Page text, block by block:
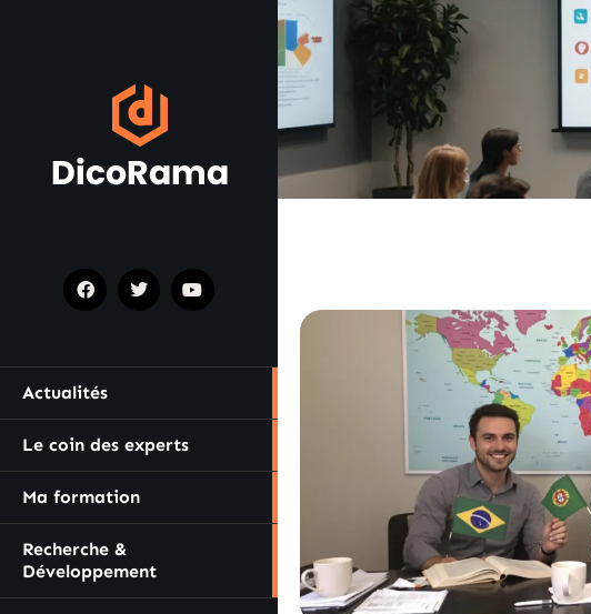
Actualités
Le coin des experts
Ma formation
Recherche &
Développement